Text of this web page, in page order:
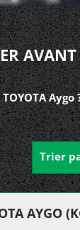
Aygo
Trier
AYGO